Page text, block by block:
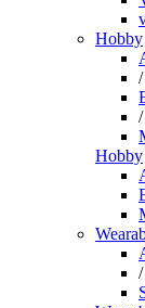
Hobby
/
/
Hobby
/